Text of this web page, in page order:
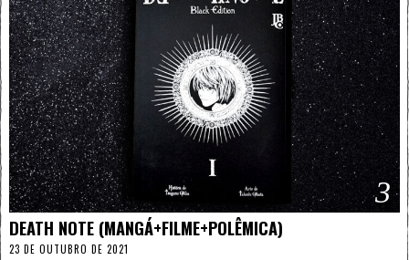
3
DEATH NOTE (MANGÁ+FILME+POLÊMICA)
23 DE OUTUBRO DE 2021